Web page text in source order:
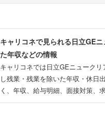
キャリコネで見られる日立GE
た年収などの情報
キャリコネでは日立GEニューク
し残業・残業を除いた年収・休日
く、年収、給与明細、面接対策、